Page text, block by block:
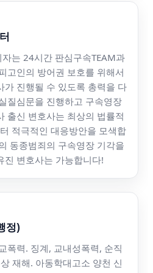
는 24시간 판심구속TEAM과
고인의 방어권 보호를 위해서
가 진행될 수 있도록 총력을 다
질심문을 진행하고 구속영장
출신 변호사는 최상의 법률적
적극적인 대응방안을 모색합
동종범죄의 구속영장 기각을
진 변호사는 가능합니다!
정)
폭력. 징계, 교내성폭력, 순직
재해. 아동학대고소 양천 신